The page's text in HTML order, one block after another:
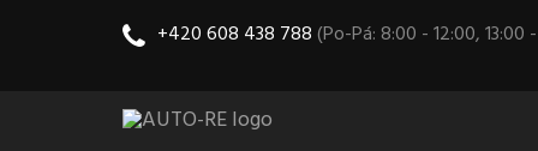
+420 608 438 788(Po-Pá: 8:00 - 12:00, 13:00